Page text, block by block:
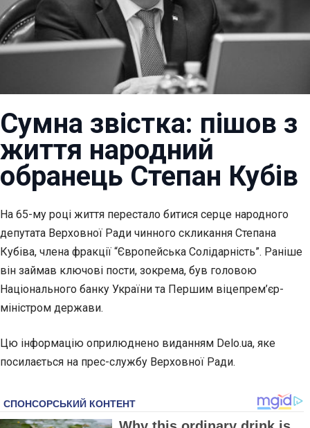
Сумна звістка: пішов з
життя народний
обранець Степан Кубів
На 65-му році життя перестало битися серце народного
депутата Верховної Ради чинного скликання Степана
Кубіва, члена фракції “Європейська Солідарність”. Раніше
він займав ключові пости, зокрема, був головою
Національного банку України та Першим віцепрем’єр-
міністром держави.
Цю інформацію оприлюднено виданням Delo.ua, яке
посилається на прес-службу Верховної Ради.